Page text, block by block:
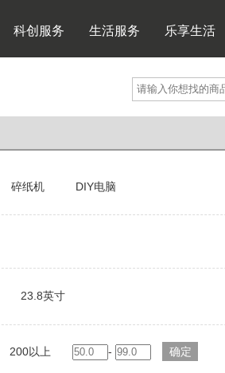
科创服务 生活服务 乐享生活
碎纸机 DIY电脑
23.8英寸
200以上 -